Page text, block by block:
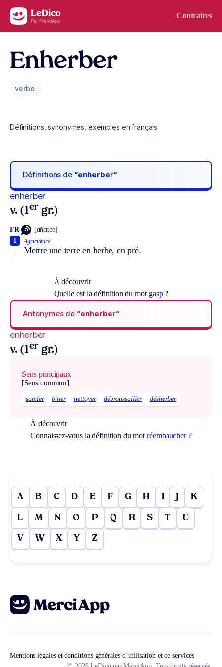
Aller au contenu Contraires
Enherber
verbe
Définitions, synonymes, exemples en français
Définitions de “enherber“
enherber
v. (1er gr.)
FR [ɑ̃nɛʀbe]
Agriculture.
Mettre une terre en herbe, en pré.
1
À découvrir
Quelle est la définition du mot gasp?
Antonymes de “enherber“
enherber
v. (1er gr.)
Sens principaux
[Sens commun]
sarcler biner nettoyer débroussailler désherber
À découvrir
Connaissez-vous la définition du motréembaucher?
A B C D E F G H I J K
L M N O P Q R S T U
V W X Y Z
Mentions légales et conditions générales d’utilisation et de services